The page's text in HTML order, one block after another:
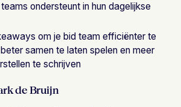
ondersteunt in hun dagelijkse
om je bid team efficiënter te
samen te laten spelen en meer
te schrijven
de Bruijn